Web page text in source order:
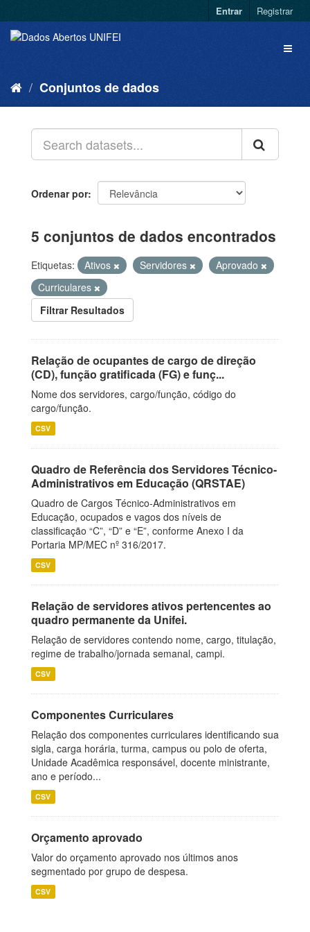
Entrar Registrar
Conjuntos de dados
Ordenar por
5 conjuntos de dados encontrados
Etiquetas: Ativos Servidores
Aprovado
Curriculares
Filtrar Resultados
Relação de ocupantes de cargo de direção
(CD), função gratificada (FG) e funç...
Nome dos servidores, cargo/função, código do
cargo/função.
CSV
Quadro de Referência dos Servidores Técnico-
Administrativos em Educação (QRSTAE)
Quadro de Cargos Técnico-Administrativos em
Educação, ocupados e vagos dos níveis de
classificação “C”, “D” e “E”, conforme Anexo I da
Portaria MP/MEC nº 316/2017.
CSV
Relação de servidores ativos pertencentes ao
quadro permanente da Unifei.
Relação de servidores contendo nome, cargo, titulação,
regime de trabalho/jornada semanal, campi.
CSV
Componentes Curriculares
Relação dos componentes curriculares identificando sua
sigla, carga horária, turma, campus ou polo de oferta,
Unidade Acadêmica responsável, docente ministrante,
ano e período...
CSV
Orçamento aprovado
Valor do orçamento aprovado nos últimos anos
segmentado por grupo de despesa.
CSV